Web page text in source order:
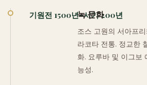
기원전 1500년–서기 200년
녹 문화
조스 고원의 서아프리
라코타 전통. 정교한
화. 요루바 및 이그보
능성.